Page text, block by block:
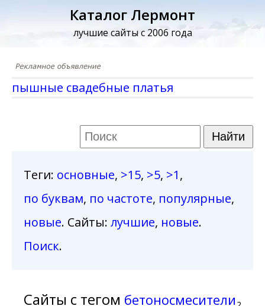
Каталог Лермонт
лучшие сайты с 2006 года
пышные свадебные платья
Теги: основные, >15, >5, >1,
по буквам, по частоте, популярные,
новые. Сайты: лучшие, новые.
Поиск.
Сайты с тегом бетоносмесители